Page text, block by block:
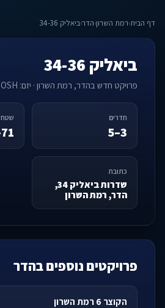
דף הבית›רמת השרון›הדר›ביאליק 34-36
ביאליק 34-36
פרויקט חדש בהדר, רמת השרון · יזם: BROSH
חדרים
3–5
שטח
71–263
כתובת
שדרות ביאליק 34,
הדר, רמת השרון
פרויקטים נוספים בהדר
הקוצר 6 רמת השרון